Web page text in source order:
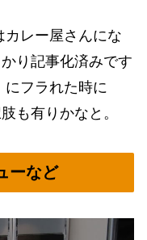
カレー屋さんにな
り記事化済みです
にフラれた時に
も有りかなと。
ーなど